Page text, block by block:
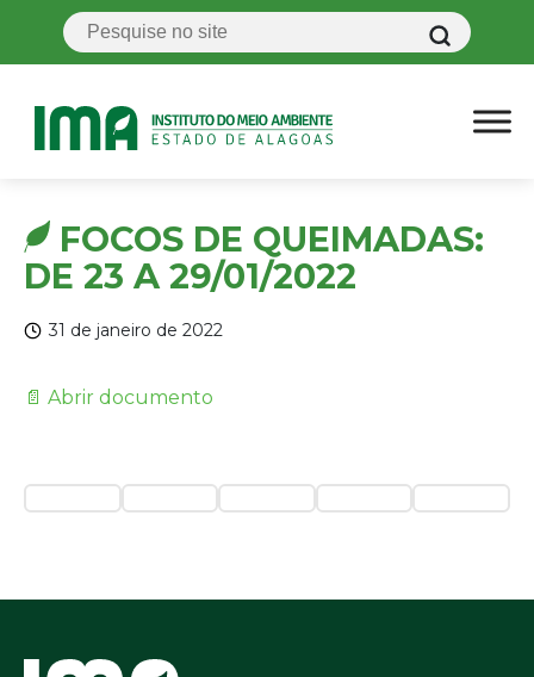
FOCOS DE QUEIMADAS:
DE 23 A 29/01/2022
31 de janeiro de 2022
📄 Abrir documento